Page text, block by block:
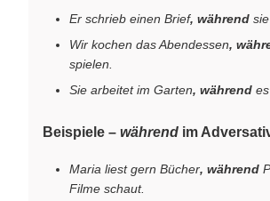
Er schrieb einen Brief, während
Wir kochen das Abendessen,
spielen.
Sie arbeitet im Garten, während
Beispiele – während im
Maria liest gern Bücher, während
Filme schaut.